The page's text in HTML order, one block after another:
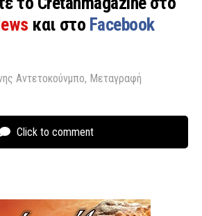
και στο Facebook
Αντετοκούνμπο, Μεταγραφή
Click to comment